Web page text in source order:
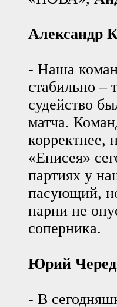
Александр
- Наша
стабильно –
судейство
матча.
корректнее,
«Енисея»
партиях у
пасующий,
парни не
соперника.
Юрий
- В